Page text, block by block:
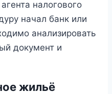
налогового
начал банк или
анализировать
документ и
жильё